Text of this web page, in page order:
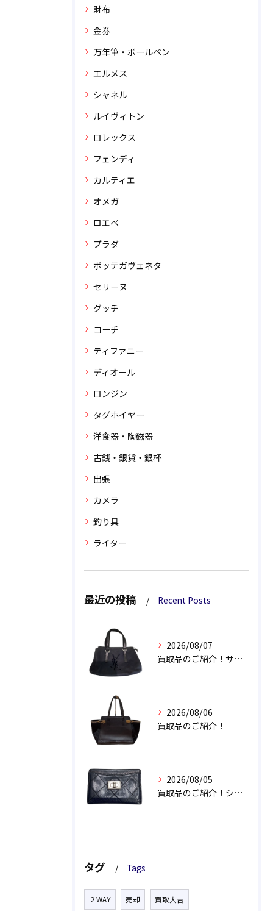
財布
金券
万年筆・ボールペン
エルメス
シャネル
ルイヴィトン
ロレックス
フェンディ
カルティエ
オメガ
ロエベ
プラダ
ボッテガヴェネタ
セリーヌ
グッチ
コーチ
ティファニー
ディオール
ロンジン
タグホイヤー
洋食器・陶磁器
古銭・銀貨・銀杯
出張
カメラ
釣り具
ライター
最近の投稿 Recent Posts
2026/08/07
買取品のご紹介！サンローラン カハラ トートバッグ
2026/08/06
買取品のご紹介！
2026/08/05
買取品のご紹介！シャネル 2.55 マトラッセ カードケース
タグ Tags
２WAY 売却 買取大吉